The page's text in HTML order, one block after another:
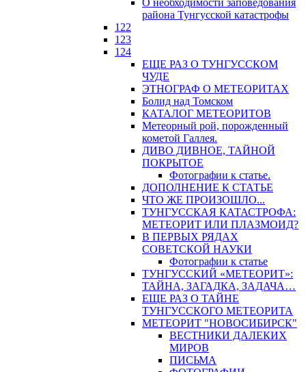
О необходимости заповедования
района Тунгусской катастрофы
122
123
124
ЕЩЕ РАЗ О ТУНГУССКОМ
ЧУДЕ
ЭТНОГРАФ О МЕТЕОРИТАХ
Болид над Томском
КАТАЛОГ МЕТЕОРИТОВ
Метеорный рой, порожденный
кометой Галлея.
ДИВО ДИВНОЕ, ТАЙНОЙ
ПОКРЫТОЕ
Фотографии к статье.
ДОПОЛНЕНИЕ К СТАТЬЕ
ЧТО ЖЕ ПРОИЗОШЛО...
ТУНГУССКАЯ КАТАСТРОФА:
МЕТЕОРИТ ИЛИ ПЛАЗМОИД?
В ПЕРВЫХ РЯДАХ
СОВЕТСКОЙ НАУКИ
Фотографии к статье
ТУНГУССКИЙ «МЕТЕОРИТ»:
ТАЙНА, ЗАГАДКА, ЗАДАЧА…
ЕЩЕ РАЗ О ТАЙНЕ
ТУНГУССКОГО МЕТЕОРИТА
МЕТЕОРИТ "НОВОСИБИРСК"
ВЕСТНИКИ ДАЛЕКИХ
МИРОВ
ПИСЬМА